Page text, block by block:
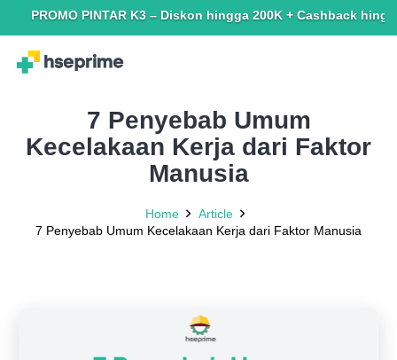
PINTAR K3 – Diskon hingga 200K + Cashback hingga
7 Penyebab Umum
Kecelakaan Kerja dari Faktor
Manusia
Home
Article
7 Penyebab Umum Kecelakaan Kerja dari Faktor Manusia